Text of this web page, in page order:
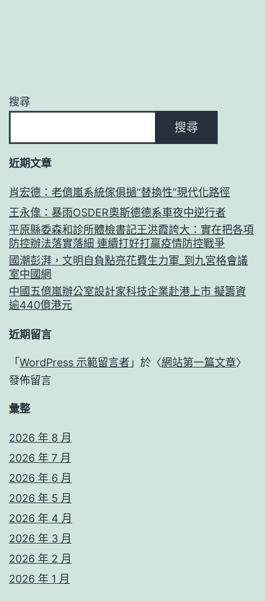
搜尋
搜尋
近期文章
肖宏德：老億嵐系統傢俱撾“替換性”現代化路徑
王永偉：暴雨OSDER奧斯德德系車夜中逆行者
平原縣委森和診所體檢書記王洪霞誇大：實在把各項
防控辦法落實落細 連續打好打贏疫情防控戰爭
國潮彭湃，文明自負點亮花費生力軍_到九宮格會議
室中國網
中國五億嵐辦公室設計家科技企業赴港上市 擬籌資
逾440億港元
近期留言
「 WordPress 示範留言者 」於〈網站第一篇文章〉
發佈留言
彙整
2026 年 8 月
2026 年 7 月
2026 年 6 月
2026 年 5 月
2026 年 4 月
2026 年 3 月
2026 年 2 月
2026 年 1 月